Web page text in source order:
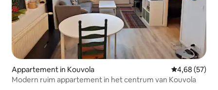
Appartement in Kouvola Gemiddelde
4,68 (57)
Modern ruim appartement in het centrum van Kouvola